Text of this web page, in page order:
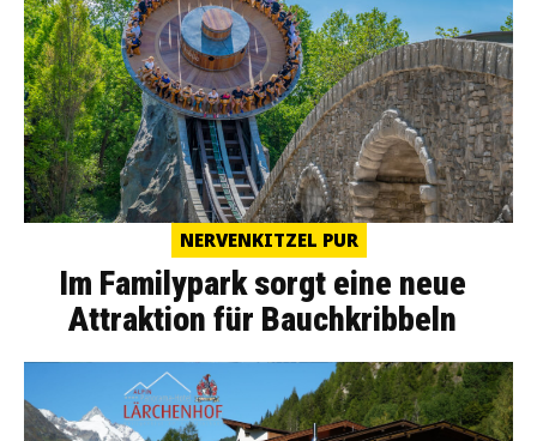
NERVENKITZEL PUR
Im Familypark sorgt eine neue
Attraktion für Bauchkribbeln